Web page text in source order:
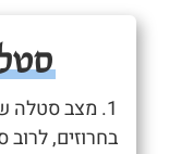
1. מצב סטלה
בחרוזים,